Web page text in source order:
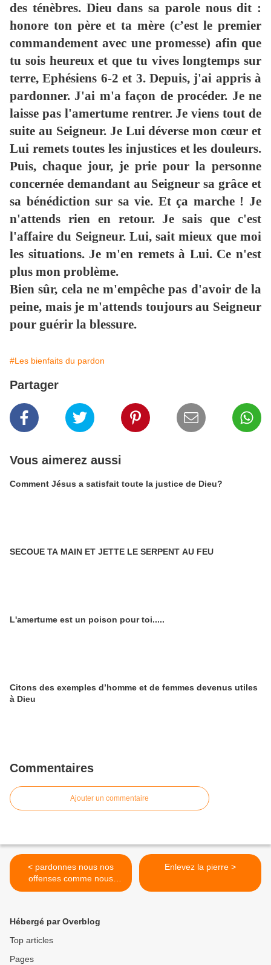
des ténèbres. Dieu dans sa parole nous dit :
honore ton père et ta mère (c’est le premier
commandement avec une promesse) afin que
tu sois heureux et que tu vives longtemps sur
terre, Ephésiens 6-2 et 3. Depuis, j'ai appris à
pardonner. J'ai m'a façon de procéder. Je ne
laisse pas l'amertume rentrer. Je viens tout de
suite au Seigneur. Je Lui déverse mon cœur et
Lui remets toutes les injustices et les douleurs.
Puis, chaque jour, je prie pour la personne
concernée demandant au Seigneur sa grâce et
sa bénédiction sur sa vie. Et ça marche ! Je
n'attends rien en retour. Je sais que c'est
l'affaire du Seigneur. Lui, sait mieux que moi
les situations. Je m'en remets à Lui. Ce n'est
plus mon problème.
Bien sûr, cela ne m'empêche pas d'avoir de la
peine, mais je m'attends toujours au Seigneur
pour guérir la blessure.
#Les bienfaits du pardon
Partager
Vous aimerez aussi
Comment Jésus a satisfait toute la justice de Dieu?
SECOUE TA MAIN ET JETTE LE SERPENT AU FEU
L'amertume est un poison pour toi.....
Citons des exemples d’homme et de femmes devenus utiles
à Dieu
Commentaires
Ajouter un commentaire
< pardonnes nous nos
offenses comme nous
pardonnons
Enlevez la pierre >
Hébergé par Overblog
Top articles
Pages